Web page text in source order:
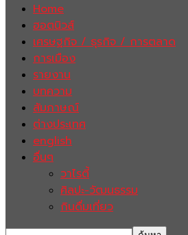
Home
ฮอตนิวส์
เศรษฐกิจ / ธุรกิจ / การตลาด
การเมือง
รายงาน
บทความ
สัมภาษณ์
ต่างประเทศ
english
อื่นๆ
วาไรตี้
ศิลปะ-วัฒนธรรม
กินดื่มเที่ยว